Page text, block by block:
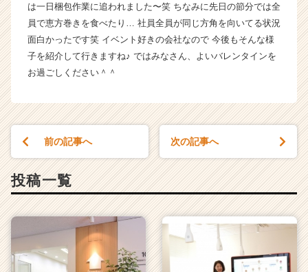
ウ
ト
が
届
イ
ャ
リ
ア
h
e
は一日梱包作業に追われました〜笑 ちなみに先日の節分では全
員で恵方巻きを食べたり… 社員全員が同じ方角を向いてる状況
面白かったです笑 イベント好きの会社なので 今後もそんな様
子を紹介して行きますね♪ ではみなさん、よいバレンタインを
お過ごしください＾＾
前の記事へ 次の記事へ
投稿一覧